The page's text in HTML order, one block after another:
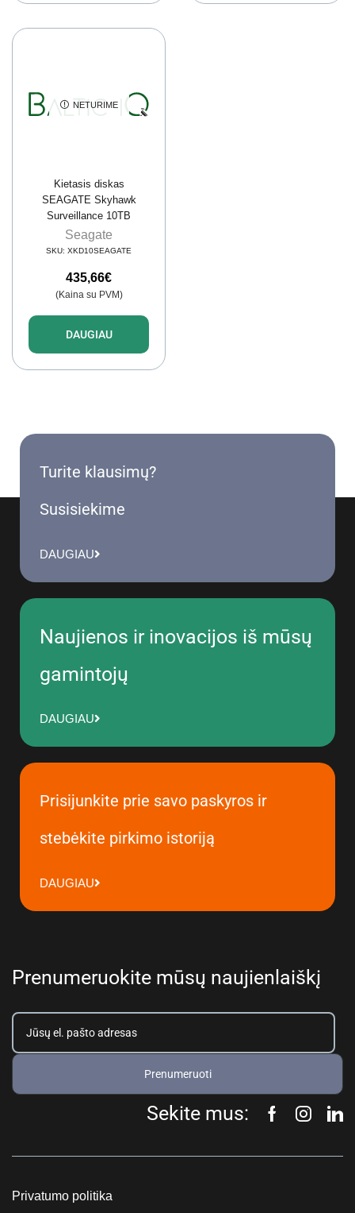
NETURIME
Kietasis diskas
SEAGATE Skyhawk
Surveillance 10TB
Seagate
SKU: XKD10SEAGATE
435,66€
(Kaina su PVM)
DAUGIAU
Turite klausimų?
Susisiekime
DAUGIAU
Naujienos ir inovacijos iš mūsų
gamintojų
DAUGIAU
Prisijunkite prie savo paskyros ir
stebėkite pirkimo istoriją
DAUGIAU
Prenumeruokite mūsų naujienlaiškį
Prenumeruoti
Sekite mus:
Privatumo politika